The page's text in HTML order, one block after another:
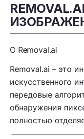
О Removal.ai
Removal.ai – это
искусственного
передовые
обнаружения
полностью